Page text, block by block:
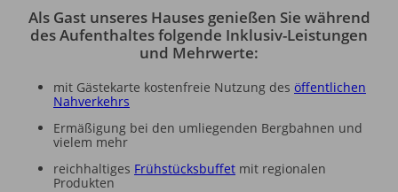
Als Gast unseres Hauses genießen Sie während
des Aufenthaltes folgende Inklusiv-Leistungen
und Mehrwerte:
mit Gästekarte kostenfreie Nutzung des öffentlichen
Nahverkehrs
Ermäßigung bei den umliegenden Bergbahnen und
vielem mehr
reichhaltiges Frühstücksbuffet mit regionalen
Produkten